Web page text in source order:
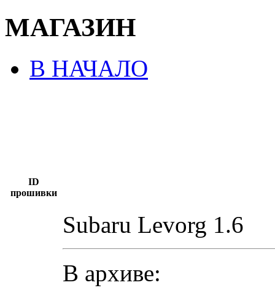
МАГАЗИН
В НАЧАЛО
ID
прошивки
Subaru Levorg 1.6
В архиве: